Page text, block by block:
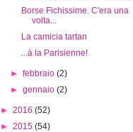
Borse Fichissime. C'era una
volta...
La camicia tartan
...à la Parisienne!
►febbraio(2)
►gennaio(2)
► 2016 (52)
► 2015 (54)